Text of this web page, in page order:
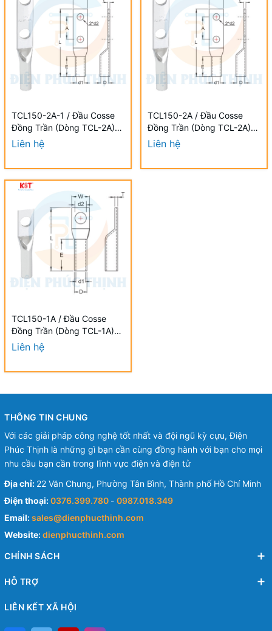
TCL150-2A-1 / Đầu Cosse
Đồng Trần (Dòng TCL-2A)
KST 150 mm - NON-
INSULATED COPPER
Liên hệ
TCL150-2A / Đầu Cosse
Đồng Trần (Dòng TCL-2A)
KST 150 mm - NON-
INSULATED COPPER
Liên hệ
TCL150-1A / Đầu Cosse
Đồng Trần (Dòng TCL-1A)
KST 150 mm - NON-
INSULATED COPPER
Liên hệ
THÔNG TIN CHUNG
Với các giải pháp công nghệ tốt nhất và đội ngũ kỳ cựu, Điện
Phúc Thịnh là những gì bạn cần cùng đồng hành với bạn cho mọi
nhu cầu bạn cần trong lĩnh vực điện và điện tử
Địa chỉ: 22 Văn Chung, Phường Tân Bình, Thành phố Hồ Chí Minh
Điện thoại:0376.399.780 - 0987.018.349
Email:sales@dienphucthinh.com
Website:dienphucthinh.com
CHÍNH SÁCH
HỖ TRỢ
LIÊN KẾT XÃ HỘI